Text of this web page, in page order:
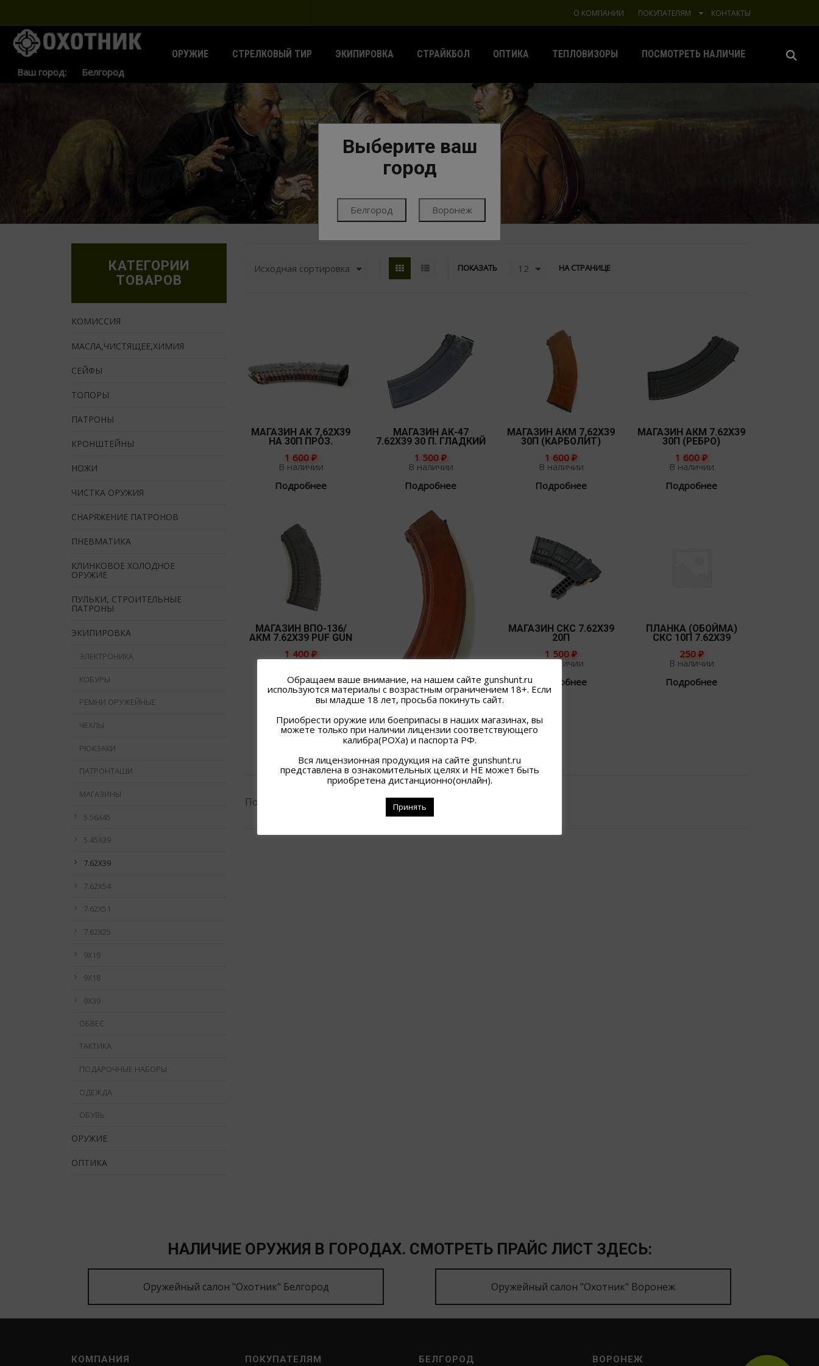
О КОМПАНИИ ПОКУПАТЕЛЯМ КОНТАКТЫ
Ваш город:
ОРУЖИЕ СТРЕЛКОВЫЙ ТИР ЭКИПИРОВКА СТРАЙКБОЛ ОПТИКА ТЕПЛОВИЗОРЫ ПОСМОТРЕТЬ НАЛИЧИЕ
Выберите ваш
город
Белгород Воронеж
ГЛАВНАЯ ЭКИПИРОВКА
7.62Х39
Исходная сортировка ПОКАЗАТЬ 12 НА СТРАНИЦЕ
МАГАЗИН АК 7,62Х39
НА 30П ПРОЗ.
1 600₽
В наличии
Подробнее
МАГАЗИН АК-47
7.62Х39 30 П. ГЛАДКИЙ
1 500₽
В наличии
Подробнее
МАГАЗИН АКМ 7,62Х39
30П (КАРБОЛИТ)
1 600₽
В наличии
Подробнее
МАГАЗИН АКМ 7.62Х39
30П (РЕБРО)
1 600₽
В наличии
Подробнее
МАГАЗИН ВПО-136/
АКМ 7.62Х39 PUF GUN
1 400₽
В наличии
Подробнее
МАГАЗИН РПК 7,62Х39
40П (КАРБОЛИТ)
2 400 ₽
В наличии
МАГАЗИН СКС 7.62Х39
20П
1 500₽
В наличии
Подробнее
ПЛАНКА (ОБОЙМА)
СКС 10П 7.62Х39
250 ₽
В наличии
Подробнее
Показ всех 8 элементов
КАТЕГОРИИ
ТОВАРОВ
КОМИССИЯ
МАСЛА,ЧИСТЯЩЕЕ,ХИМИЯ
СЕЙФЫ
ТОПОРЫ
ПАТРОНЫ
КРОНШТЕЙНЫ
НОЖИ
ЧИСТКА ОРУЖИЯ
СНАРЯЖЕНИЕ ПАТРОНОВ
ПНЕВМАТИКА
КЛИНКОВОЕ ХОЛОДНОЕ
ОРУЖИЕ
ПУЛЬКИ, СТРОИТЕЛЬНЫЕ
ПАТРОНЫ
ЭКИПИРОВКА
ЭЛЕКТРОНИКА
КОБУРЫ
РЕМНИ ОРУЖЕЙНЫЕ
ЧЕХЛЫ
РЮКЗАКИ
ПАТРОНТАШИ
МАГАЗИНЫ
5.56Х45
5.45Х39
7.62Х39
7.62Х54
7.62Х51
7.62Х25
9Х19
9Х18
9Х39
ОБВЕС
ТАКТИКА
ПОДАРОЧНЫЕ НАБОРЫ
ОДЕЖДА
ОБУВЬ
ОРУЖИЕ
ОПТИКА
НАЛИЧИЕ ОРУЖИЯ В ГОРОДАХ. СМОТРЕТЬ ПРАЙС ЛИСТ ЗДЕСЬ:
Оружейный салон "Охотник" Белгород Оружейный салон "Охотник" Воронеж
КОМПАНИЯ ПОКУПАТЕЛЯМ БЕЛГОРОД ВОРОНЕЖ
Обращаем ваше внимание, на нашем сайте gunshunt.ru
используются материалы с возрастным ограничением 18+. Если
вы младше 18 лет, просьба покинуть сайт.
Приобрести оружие или боеприпасы в наших магазинах, вы
можете только при наличии лицензии соответствующего
калибра(РОХа) и паспорта РФ.
Вся лицензионная продукция на сайте gunshunt.ru
представлена в ознакомительных целях и НЕ может быть
приобретена дистанционно(онлайн).
Принять